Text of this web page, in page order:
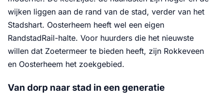
wijken liggen aan de rand van de stad, verder van het
Stadshart. Oosterheem heeft wel een eigen
RandstadRail-halte. Voor huurders die het nieuwste
willen dat Zoetermeer te bieden heeft, zijn Rokkeveen
en Oosterheem het zoekgebied.
Van dorp naar stad in een generatie